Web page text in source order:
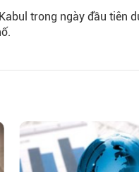
trong ngày đầu tiên